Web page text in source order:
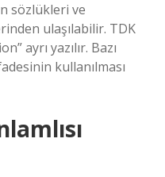
sözlükleri ve
ulaşılabilir. TDK
ayrı yazılır. Bazı
kullanılması